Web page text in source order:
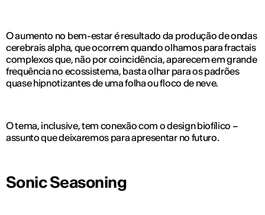
O aumento no bem-estar é resultado da produção de ondas
cerebrais alpha, que ocorrem quando olhamos para fractais
complexos que, não por coincidência, aparecem em grande
frequência no ecossistema, basta olhar para os padrões
quase hipnotizantes de uma folha ou floco de neve.
O tema, inclusive, tem conexão com o design biofílico –
assunto que deixaremos para apresentar no futuro.
Sonic Seasoning